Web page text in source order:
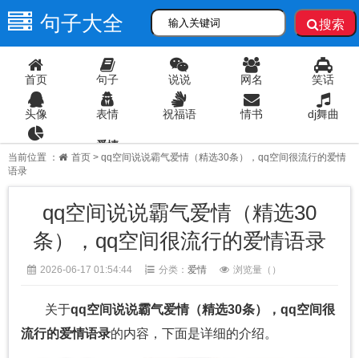
句子大全 搜索
首页 句子 说说 网名 笑话
头像 表情 祝福语 情书 dj舞曲
爱情
当前位置 ： 首页 > qq空间说说霸气爱情（精选30条），qq空间很流行的爱情
语录
qq空间说说霸气爱情（精选30
条），qq空间很流行的爱情语录
2026-06-17 01:54:44 分类： 爱情 浏览量（ ）
关于qq空间说说霸气爱情（精选30条），qq空间很
流行的爱情语录的内容，下面是详细的介绍。